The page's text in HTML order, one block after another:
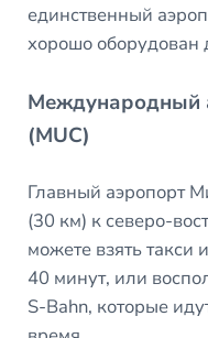
единственный
хорошо оборудован
Международный
(MUC)
Главный аэропорт
(30 км) к северо-
можете взять такси
40 минут, или
S-Bahn, которые